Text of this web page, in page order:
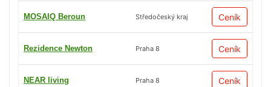
MOSAIQ Beroun Středočeský kraj Ceník
Rezidence Newton Praha 8 Ceník
NEAR living Praha 8 Ceník